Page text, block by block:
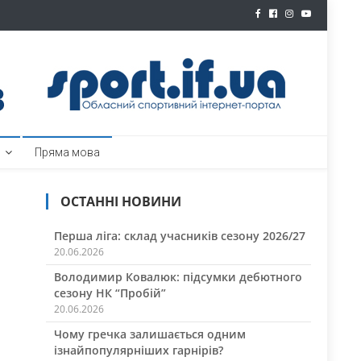
Пряма мова
ОСТАННІ НОВИНИ
Перша ліга: склад учасників сезону 2026/27
20.06.2026
Володимир Ковалюк: підсумки дебютного
сезону НК “Пробій”
20.06.2026
Чому гречка залишається одним
ізнайпопулярніших гарнірів?